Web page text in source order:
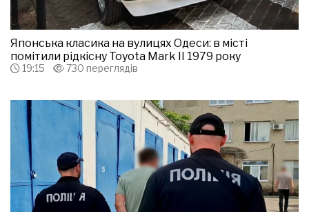
Японська класика на вулицях Одеси: в місті
помітили рідкісну Toyota Mark II 1979 року
19:15 730 переглядів